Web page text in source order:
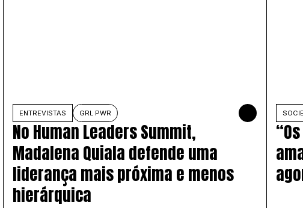
DE 2026
ENTREVISTAS GRL PWR 24 DE JULHO DE
No Human Leaders Summit,
Madalena Quiala defende uma
liderança mais próxima e menos
hierárquica